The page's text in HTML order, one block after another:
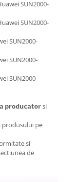
SUN2000-
SUN2000-
SUN2000-
SUN2000-
SUN2000-
producatorsi
produsului pe
si
de